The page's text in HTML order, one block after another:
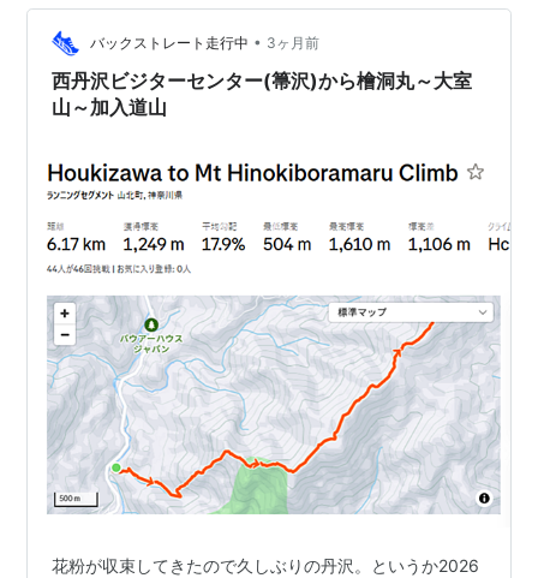
一周し東屋でお昼休憩。 梅ノ木平に上がり国道の脇道を
進む。静かでお気に入りだ。 伊豆高原駅を経て対島の滝
を見に行く。 まだ少し濁ってはいるが水量が豊富で見ご
たえは…
バックストレート走行中 • 3ヶ月前
西丹沢ビジターセンター(箒沢)から檜洞丸～大室
山～加入道山
花粉が収束してきたので久しぶりの丹沢。というか2026